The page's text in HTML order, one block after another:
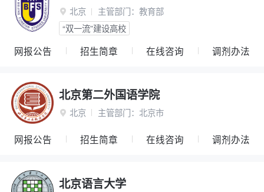
 北京 主管部门： 教育部
“双一流”建设高校
网报公告 招生简章 在线咨询 调剂办法
北京第二外国语学院
 北京 主管部门： 北京市
网报公告 招生简章 在线咨询 调剂办法
北京语言大学